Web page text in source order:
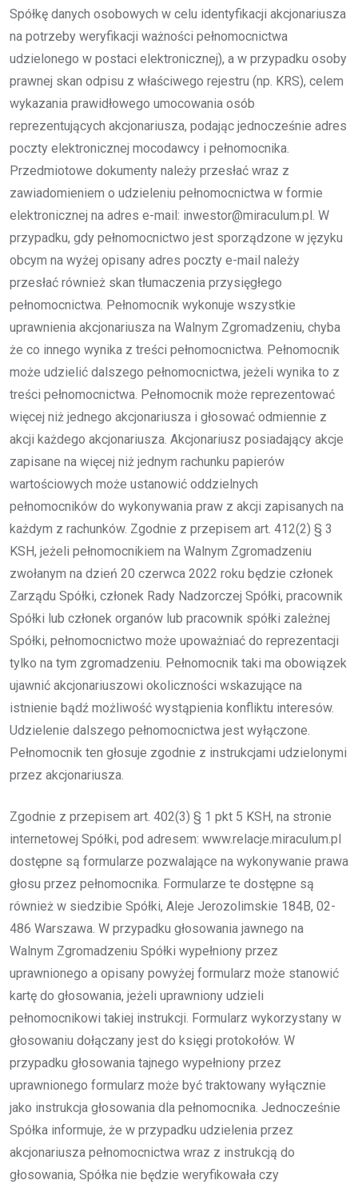
Spółkę danych osobowych w celu identyfikacji akcjonariusza
na potrzeby weryfikacji ważności pełnomocnictwa
udzielonego w postaci elektronicznej), a w przypadku osoby
prawnej skan odpisu z właściwego rejestru (np. KRS), celem
wykazania prawidłowego umocowania osób
reprezentujących akcjonariusza, podając jednocześnie adres
poczty elektronicznej mocodawcy i pełnomocnika.
Przedmiotowe dokumenty należy przesłać wraz z
zawiadomieniem o udzieleniu pełnomocnictwa w formie
elektronicznej na adres e-mail: inwestor@miraculum.pl. W
przypadku, gdy pełnomocnictwo jest sporządzone w języku
obcym na wyżej opisany adres poczty e-mail należy
przesłać również skan tłumaczenia przysięgłego
pełnomocnictwa. Pełnomocnik wykonuje wszystkie
uprawnienia akcjonariusza na Walnym Zgromadzeniu, chyba
że co innego wynika z treści pełnomocnictwa. Pełnomocnik
może udzielić dalszego pełnomocnictwa, jeżeli wynika to z
treści pełnomocnictwa. Pełnomocnik może reprezentować
więcej niż jednego akcjonariusza i głosować odmiennie z
akcji każdego akcjonariusza. Akcjonariusz posiadający akcje
zapisane na więcej niż jednym rachunku papierów
wartościowych może ustanowić oddzielnych
pełnomocników do wykonywania praw z akcji zapisanych na
każdym z rachunków. Zgodnie z przepisem art. 412(2) § 3
KSH, jeżeli pełnomocnikiem na Walnym Zgromadzeniu
zwołanym na dzień 20 czerwca 2022 roku będzie członek
Zarządu Spółki, członek Rady Nadzorczej Spółki, pracownik
Spółki lub członek organów lub pracownik spółki zależnej
Spółki, pełnomocnictwo może upoważniać do reprezentacji
tylko na tym zgromadzeniu. Pełnomocnik taki ma obowiązek
ujawnić akcjonariuszowi okoliczności wskazujące na
istnienie bądź możliwość wystąpienia konfliktu interesów.
Udzielenie dalszego pełnomocnictwa jest wyłączone.
Pełnomocnik ten głosuje zgodnie z instrukcjami udzielonymi
przez akcjonariusza.
Zgodnie z przepisem art. 402(3) § 1 pkt 5 KSH, na stronie
internetowej Spółki, pod adresem: www.relacje.miraculum.pl
dostępne są formularze pozwalające na wykonywanie prawa
głosu przez pełnomocnika. Formularze te dostępne są
również w siedzibie Spółki, Aleje Jerozolimskie 184B, 02-
486 Warszawa. W przypadku głosowania jawnego na
Walnym Zgromadzeniu Spółki wypełniony przez
uprawnionego a opisany powyżej formularz może stanowić
kartę do głosowania, jeżeli uprawniony udzieli
pełnomocnikowi takiej instrukcji. Formularz wykorzystany w
głosowaniu dołączany jest do księgi protokołów. W
przypadku głosowania tajnego wypełniony przez
uprawnionego formularz może być traktowany wyłącznie
jako instrukcja głosowania dla pełnomocnika. Jednocześnie
Spółka informuje, że w przypadku udzielenia przez
akcjonariusza pełnomocnictwa wraz z instrukcją do
głosowania, Spółka nie będzie weryfikowała czy